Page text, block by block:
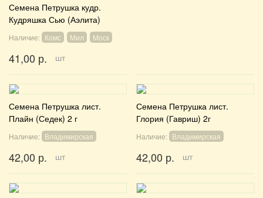
Семена Петрушка кудр.
Кудряшка Сью (Аэлита)
Наличие: Комс Мил Моск
41,00 р. шт
Семена Петрушка лист.
Плайн (Седек) 2 г
Наличие: Владимирская
42,00 р. шт
Семена Петрушка лист.
Глория (Гавриш) 2г
Наличие: Владимирская
42,00 р. шт